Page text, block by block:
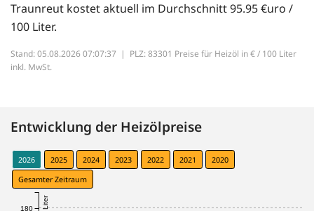
Traunreut kostet aktuell im Durchschnitt 95.95 €uro /
100 Liter.
Stand: 05.08.2026 07:07:37 | PLZ: 83301 Preise für Heizöl in € / 100 Liter
inkl. MwSt.
Entwicklung der Heizölpreise
2026 2025 2024 2023 2022 2021
2020
Gesamter Zeitraum
180